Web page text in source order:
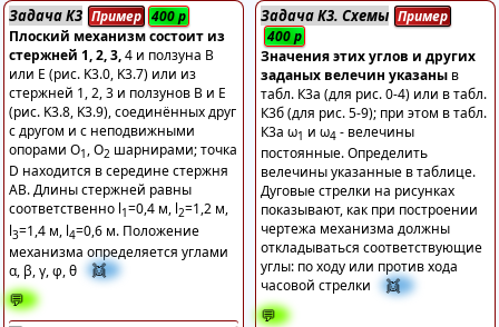
Задача К3 Пример 400р
Плоский механизм состоит из
стержней 1, 2, 3,4 и ползуна В
или Е (рис. K3.0, K3.7) или из
стержней 1, 2, 3 и ползунов В и Е
(рис. K3.8, K3.9), соединённых друг
с другом и с неподвижными
опорами О1 , О2 шарнирами; точка
D находится в середине стержня
AB. Длины стержней равны
соответственно l1=0,4 м, l2=1,2 м,
l3=1,4 м, l4=0,6 м. Положение
механизма определяется углами
α, β, γ, φ, θ
👯
💬
Задача К3. Схемы Пример
400р
Значения этих углов и других
заданых велечин указаны в
табл. К3а (для рис. 0-4) или в табл.
К3б (для рис. 5-9); при этом в табл.
К3а ω1 и ω4 - велечины
постоянные. Определить
велечины указанные в таблице.
Дуговые стрелки на рисунках
показывают, как при построении
чертежа механизма должны
откладываться соответствующие
углы: по ходу или против хода
часовой стрелки
👯
💬